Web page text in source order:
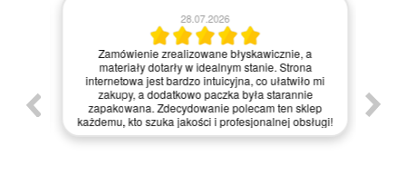
28.07.2026
Zamówienie zrealizowane błyskawicznie, a
materiały dotarły w idealnym stanie. Strona
internetowa jest bardzo intuicyjna, co ułatwiło mi
zakupy, a dodatkowo paczka była starannie
zapakowana. Zdecydowanie polecam ten sklep
każdemu, kto szuka jakości i profesjonalnej obsługi!